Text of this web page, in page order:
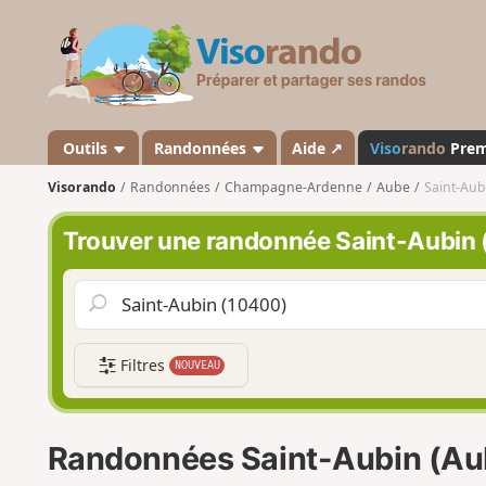
s
a
n
d
o
Outils Randonnées Aide ↗ Visorando
Visorando Randonnées Champagne-Ardenne Aube Saint-
Trouver une randonnée Saint-Aubin
Filtres NOUVEAU
Randonnées Saint-Aubin